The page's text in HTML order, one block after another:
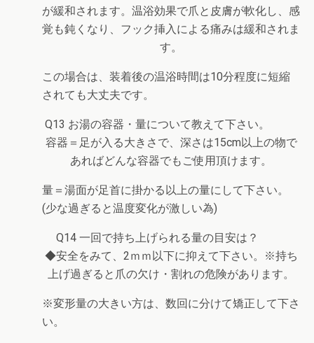
が緩和されます。温浴効果で爪と皮膚が軟化し、感
覚も鈍くなり、フック挿入による痛みは緩和されま
す。
この場合は、装着後の温浴時間は10分程度に短縮
されても大丈夫です。
Q13 お湯の容器・量について教えて下さい。
容器＝足が入る大きさで、深さは15cm以上の物で
あればどんな容器でもご使用頂けます。
量＝湯面が足首に掛かる以上の量にして下さい。
(少な過ぎると温度変化が激しい為)
Q14 一回で持ち上げられる量の目安は？
◆安全をみて、2ｍｍ以下に抑えて下さい。※持ち
上げ過ぎると爪の欠け・割れの危険があります。
※変形量の大きい方は、数回に分けて矯正して下さ
い。